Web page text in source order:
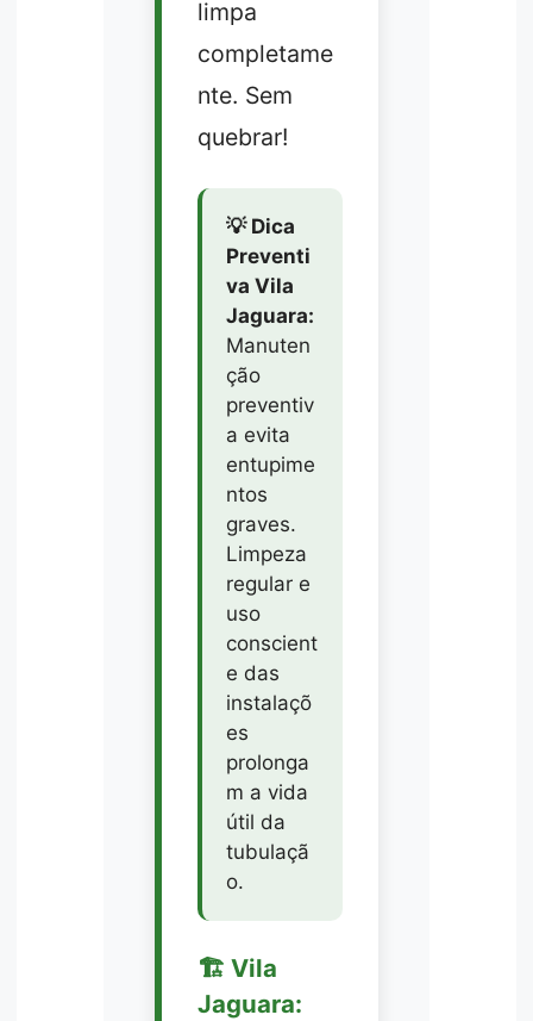
limpa
completame
nte. Sem
quebrar!
💡 Dica
Preventi
va Vila
Jaguara:
Manuten
ção
preventiv
a evita
entupime
ntos
graves.
Limpeza
regular e
uso
conscient
e das
instalaçõ
es
prolonga
m a vida
útil da
tubulaçã
o.
🏗️ Vila
Jaguara: